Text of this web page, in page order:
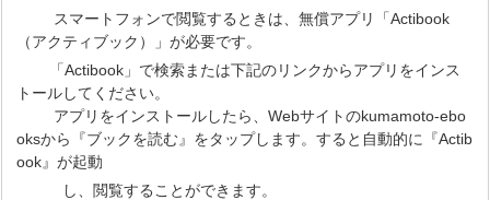
スマートフォンで閲覧するときは、無償アプリ「Actibook
（アクティブック）」が必要です。
「Actibook」で検索または下記のリンクからアプリをインス
トールしてください。
アプリをインストールしたら、Webサイトのkumamoto-ebo
oksから『ブックを読む』をタップします。すると自動的に『Actib
ook』が起動
し、閲覧することができます。